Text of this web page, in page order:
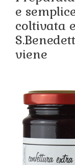
e
coltivata
viene